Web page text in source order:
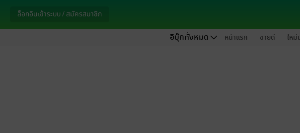
ล็อกอินเข้าระบบ / สมัครสมาชิก
อีบุ๊กทั้งหมด หน้าแรก ขายดี ใหม่